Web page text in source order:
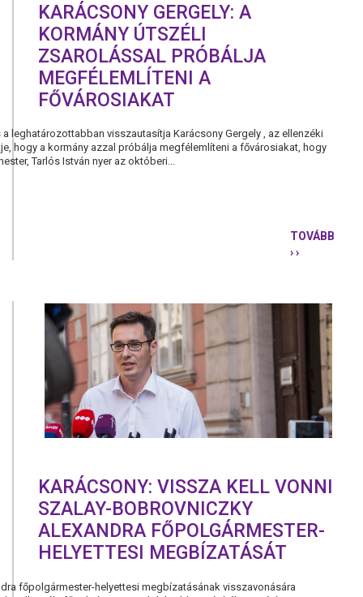
KARÁCSONY GERGELY: A
KORMÁNY ÚTSZÉLI
ZSAROLÁSSAL PRÓBÁLJA
MEGFÉLEMLÍTENI A
FŐVÁROSIAKAT
leghatározottabban visszautasítja Karácsony Gergely , az ellenzéki
hogy a kormány azzal próbálja megfélemlíteni a fővárosiakat, hogy
Tarlós István nyer az októberi...
TOVÁBB
› ›
KORMÁNY
ÚTSZÉLI
PRÓBÁLJA
KARÁCSONY: VISSZA KELL VONNI
SZALAY-BOBROVNICZKY
ALEXANDRA FŐPOLGÁRMESTER-
HELYETTESI MEGBÍZATÁSÁT
főpolgármester-helyettesi megbízatásának visszavonására